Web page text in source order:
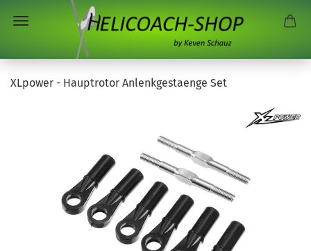
XLpower - Hauptrotor Anlenkgestaenge Set